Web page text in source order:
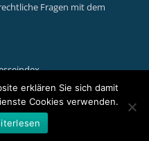
Fragen mit dem
by WordPress
erklären Sie sich damit
Cookies verwenden.